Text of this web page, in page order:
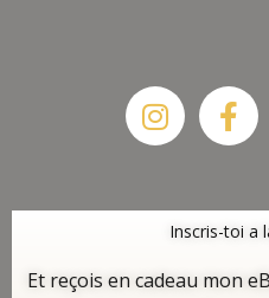
f
Inscris-toi a
Et reçois en cadeau mon